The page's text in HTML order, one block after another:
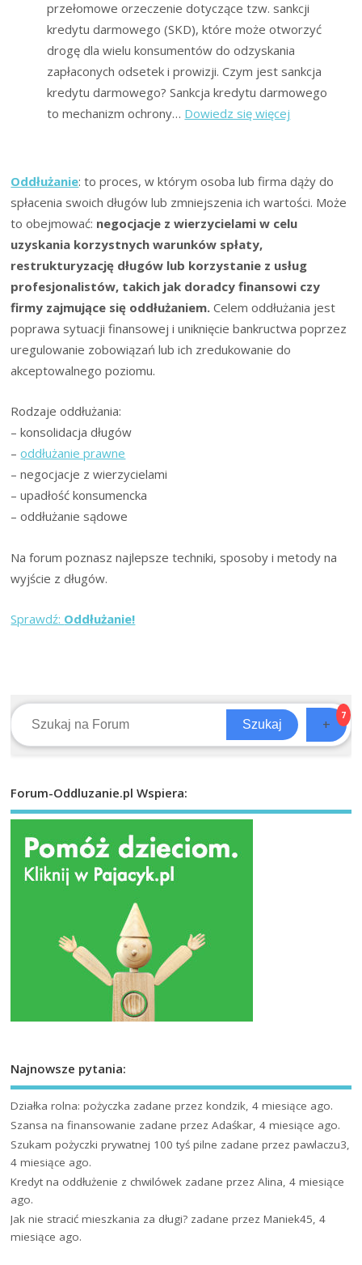
przełomowe orzeczenie dotyczące tzw. sankcji
kredytu darmowego (SKD), które może otworzyć
drogę dla wielu konsumentów do odzyskania
zapłaconych odsetek i prowizji. Czym jest sankcja
kredytu darmowego? Sankcja kredytu darmowego
to mechanizm ochrony… Dowiedz się więcej
sprawie
sankcji
kredytu
(SKD)
w
Polsce:
Wyrok
Oddłużanie: to proces, w którym osoba lub firma dąży do
spłacenia swoich długów lub zmniejszenia ich wartości. Może
to obejmować: negocjacje z wierzycielami w celu
uzyskania korzystnych warunków spłaty,
restrukturyzację długów lub korzystanie z usług
profesjonalistów, takich jak doradcy finansowi czy
firmy zajmujące się oddłużaniem. Celem oddłużania jest
poprawa sytuacji finansowej i uniknięcie bankructwa poprzez
uregulowanie zobowiązań lub ich zredukowanie do
akceptowalnego poziomu.
Rodzaje oddłużania:
– konsolidacja długów
–oddłużanie prawne
– negocjacje z wierzycielami
– upadłość konsumencka
– oddłużanie sądowe
Na forum poznasz najlepsze techniki, sposoby i metody na
wyjście z długów.
Sprawdź: Oddłużanie!
Szukaj +
7
Forum-Oddluzanie.pl Wspiera:
Najnowsze pytania:
Działka rolna: pożyczka zadane przez kondzik, 4 miesiące ago.
Szansa na finansowanie zadane przez Adaśkar, 4 miesiące ago.
Szukam pożyczki prywatnej 100 tyś pilne zadane przez pawlaczu3,
4 miesiące ago.
Kredyt na oddłużenie z chwilówek zadane przez Alina, 4 miesiące
ago.
Jak nie stracić mieszkania za długi? zadane przez Maniek45, 4
miesiące ago.